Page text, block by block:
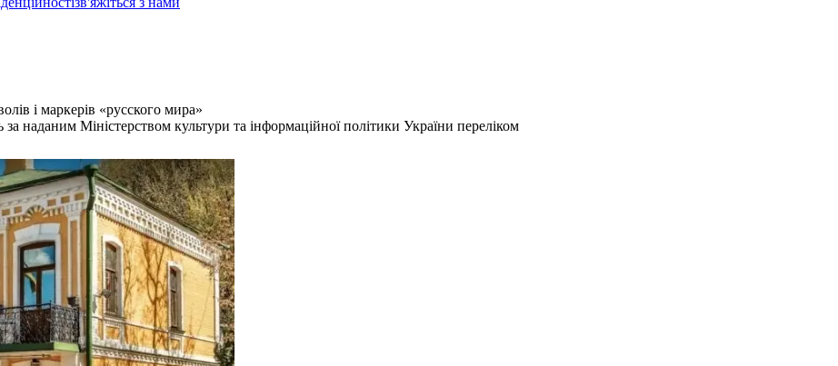
і маркерів «русского мира»
за наданим Міністерством культури та інформаційної політики України переліком